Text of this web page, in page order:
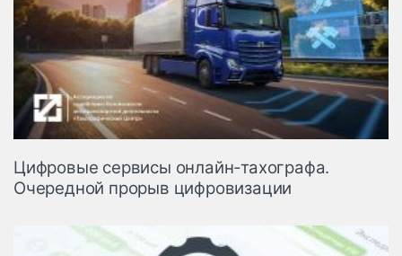
Цифровые сервисы онлайн-тахографа.
Очередной прорыв цифровизации